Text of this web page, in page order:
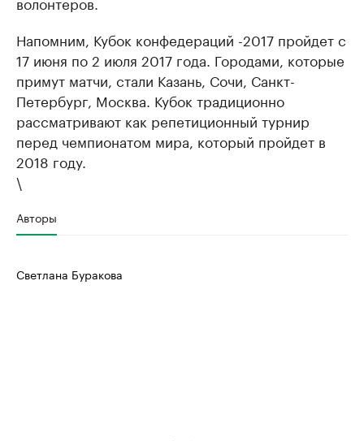
Напомним, Кубок конфедераций -2017 пройдет с
17 июня по 2 июля 2017 года. Городами, которые
примут матчи, стали Казань, Сочи, Санкт-
Петербург, Москва. Кубок традиционно
рассматривают как репетиционный турнир
перед чемпионатом мира, который пройдет в
2018 году.
\
Авторы
Светлана Буракова